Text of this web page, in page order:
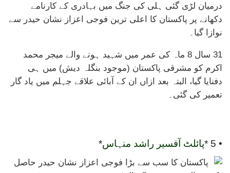
درمیان لڑی گئی ہلی کی جنگ میں بہادری کے کارنامے
دکھانے پر پاکستان کا اعلی ترین فوجی اعزاز نشان حیدر سے
نوازا گیا۔
31 سال 8 ماہ کی عمر میں شہید ہونے والے میجر محمد
اکرم کو مشرقی پاکستان (موجود بنگلہ دیش) میں ہی
دفنایا گیا، البتہ بعد ازاں ان کے آبائی علاقے جہلم میں یاد گار
تعمیر کی گئی۔
• 5 * پائلٹ آفسیر راشد منہاس*